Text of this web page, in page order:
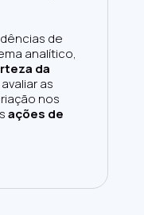
de
analítico,
da
as
nos
ações de